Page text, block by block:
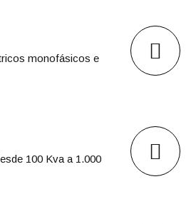
monofásicos e
100 Kva a 1.000